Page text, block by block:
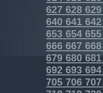
627 628 629
640 641 642
653 654 655
666 667 668
679 680 681
692 693 694
705 706 707